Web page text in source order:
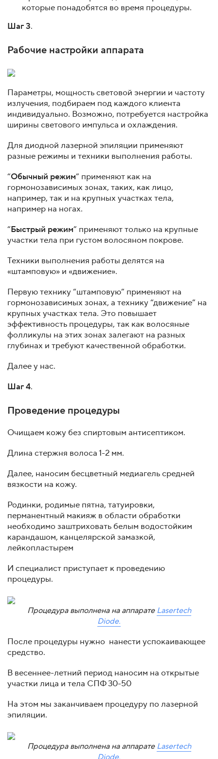
которые понадобятся во время процедуры.
Шаг 3.
Рабочие настройки аппарата
Параметры, мощность световой энергии и частоту
излучения, подбираем под каждого клиента
индивидуально. Возможно, потребуется настройка
ширины светового импульса и охлаждения.
Для диодной лазерной эпиляции применяют
разные режимы и техники выполнения работы.
“Обычный режим” применяют как на
гормонозависимых зонах, таких, как лицо,
например, так и на крупных участках тела,
например на ногах.
“Быстрый режим” применяют только на крупные
участки тела при густом волосяном покрове.
Техники выполнения работы делятся на
«штамповую» и «движение».
Первую технику “штамповую” применяют на
гормонозависимых зонах, а технику “движение” на
крупных участках тела. Это повышает
эффективность процедуры, так как волосяные
фолликулы на этих зонах залегают на разных
глубинах и требуют качественной обработки.
Далее у нас.
Шаг 4.
Проведение процедуры
Очищаем кожу без спиртовым антисептиком.
Длина стержня волоса 1-2 мм.
Далее, наносим бесцветный медиагель средней
вязкости на кожу.
Родинки, родимые пятна, татуировки,
перманентный макияж в области обработки
необходимо заштриховать белым водостойким
карандашом, канцелярской замазкой,
лейкопластырем
И специалист приступает к проведению
процедуры.
Процедура выполнена на аппарате Lasertech
Diode.
После процедуры нужно нанести успокаивающее
средство.
В весеннее-летний период наносим на открытые
участки лица и тела СПФ 30-50
На этом мы заканчиваем процедуру по лазерной
эпиляции.
Процедура выполнена на аппарате Lasertech
Diode.